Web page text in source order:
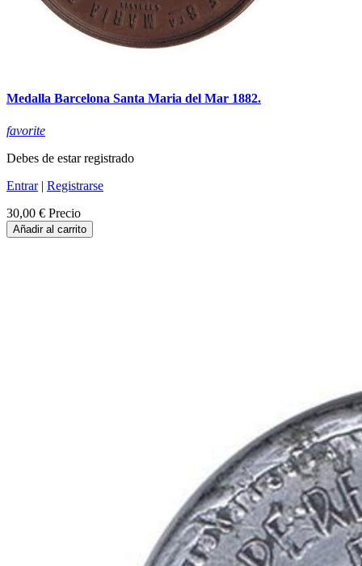
Medalla Barcelona Santa Maria del Mar 1882.
favorite
Debes de estar registrado
Entrar| Registrarse
30,00 € Precio
Añadir al carrito